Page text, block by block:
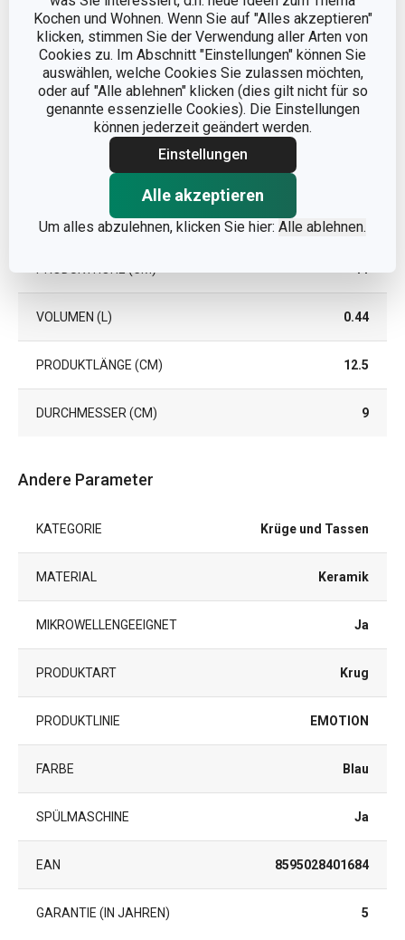
Kochen und Wohnen. Wenn Sie auf "Alles akzeptieren"
klicken, stimmen Sie der Verwendung aller Arten von
Cookies zu. Im Abschnitt "Einstellungen" können Sie
auswählen, welche Cookies Sie zulassen möchten,
oder auf "Alle ablehnen" klicken (dies gilt nicht für so
genannte essenzielle Cookies). Die Einstellungen
können jederzeit geändert werden.
Einstellungen
Alle akzeptieren
Um alles abzulehnen, klicken Sie hier: Alle ablehnen.
Abmessungen
VOLUMEN (L) 0.44
PRODUKTLÄNGE (CM) 12.5
DURCHMESSER (CM) 9
Andere Parameter
KATEGORIE Krüge und Tassen
MATERIAL Keramik
MIKROWELLENGEEIGNET Ja
PRODUKTART Krug
PRODUKTLINIE EMOTION
FARBE Blau
SPÜLMASCHINE Ja
EAN 8595028401684
GARANTIE (IN JAHREN) 5